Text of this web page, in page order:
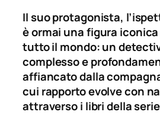
Il suo protagonista,
è ormai una figura
tutto il mondo: un
complesso e
affiancato dalla
cui rapporto evolve con
attraverso i libri della